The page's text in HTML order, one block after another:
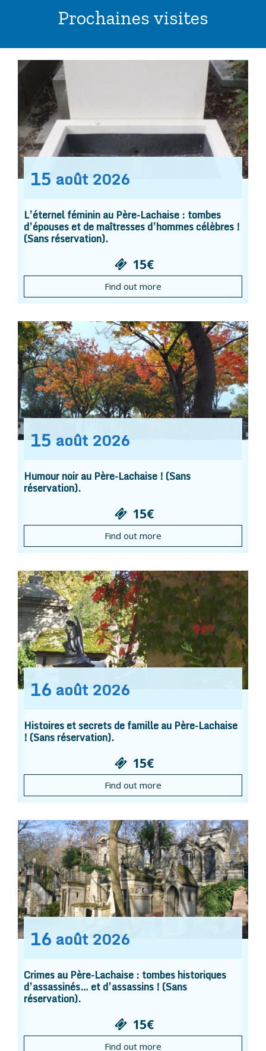
Prochaines visites
15 août 2026
L’éternel féminin au Père-Lachaise : tombes
d’épouses et de maîtresses d’hommes célèbres !
(Sans réservation).
15€
Find out more
15 août 2026
Humour noir au Père-Lachaise ! (Sans
réservation).
15€
Find out more
16 août 2026
Histoires et secrets de famille au Père-Lachaise
! (Sans réservation).
15€
Find out more
16 août 2026
Crimes au Père-Lachaise : tombes historiques
d’assassinés… et d’assassins ! (Sans
réservation).
15€
Find out more